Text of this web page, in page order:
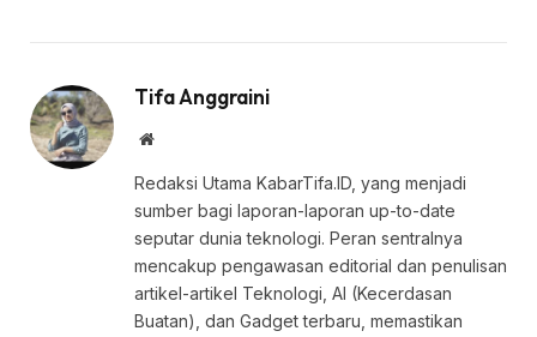
Tifa Anggraini
Website
Redaksi Utama KabarTifa.ID, yang menjadi
sumber bagi laporan-laporan up-to-date
seputar dunia teknologi. Peran sentralnya
mencakup pengawasan editorial dan penulisan
artikel-artikel Teknologi, AI (Kecerdasan
Buatan), dan Gadget terbaru, memastikan